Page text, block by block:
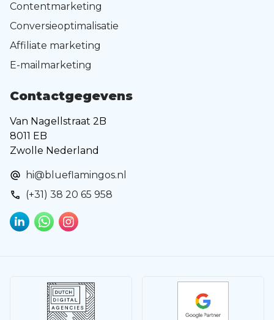
Contentmarketing
Conversieoptimalisatie
Affiliate marketing
E-mailmarketing
Contactgegevens
Van Nagellstraat 2B
8011 EB
Zwolle Nederland
hi@blueflamingos.nl
(+31) 38 20 65 958